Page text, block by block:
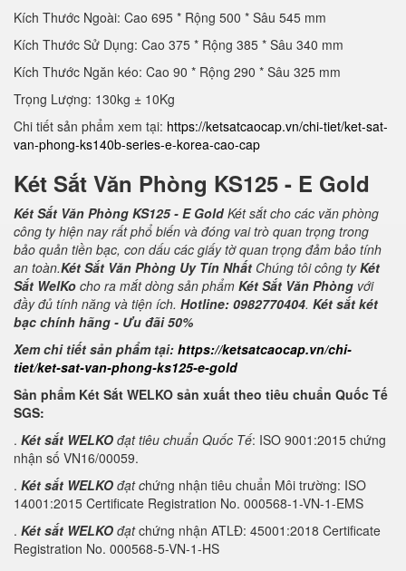
Kích Thước Ngoài: Cao 695 * Rộng 500 * Sâu 545 mm
Kích Thước Sử Dụng: Cao 375 * Rộng 385 * Sâu 340 mm
Kích Thước Ngăn kéo: Cao 90 * Rộng 290 * Sâu 325 mm
Trọng Lượng: 130kg ± 10Kg
Chi tiết sản phẩm xem tại: https://ketsatcaocap.vn/chi-tiet/ket-sat-
van-phong-ks140b-series-e-korea-cao-cap
Két Sắt Văn Phòng KS125 - E Gold
Két Sắt Văn Phòng KS125 - E GoldKét sắt cho các văn phòng
công ty hiện nay rất phổ biến và đóng vai trò quan trọng trong
bảo quản tiền bạc, con dấu các giấy tờ quan trọng đảm bảo tính
an toàn.Két Sắt Văn Phòng Uy Tín Nhất Chúng tôi công tyKét
Sắt WelKo cho ra mắt dòng sản phẩm Két Sắt Văn Phòng với
đầy đủ tính năng và tiện ích. Hotline: 0982770404. Két sắt két
bạc chính hãng - Ưu đãi 50%
Xem chi tiết sản phẩm tại: https://ketsatcaocap.vn/chi-
tiet/ket-sat-van-phong-ks125-e-gold
Sản phẩm Két Sắt WELKO sản xuất theo tiêu chuẩn Quốc Tế
SGS:
. Két sắt WELKO đạt tiêu chuẩn Quốc Tế: ISO 9001:2015 chứng
nhận số VN16/00059.
. Két sắt WELKO đạt chứng nhận tiêu chuẩn Môi trường: ISO
14001:2015 Certificate Registration No. 000568-1-VN-1-EMS
. Két sắt WELKO đạtchứng nhận ATLĐ: 45001:2018 Certificate
Registration No. 000568-5-VN-1-HS